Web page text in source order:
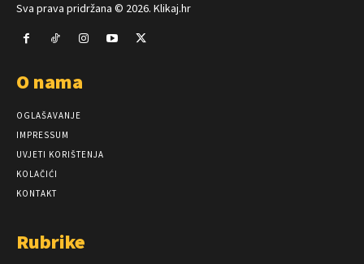
Sva prava pridržana © 2026. Klikaj.hr
O nama
OGLAŠAVANJE
IMPRESSUM
UVJETI KORIŠTENJA
KOLAČIĆI
KONTAKT
Rubrike